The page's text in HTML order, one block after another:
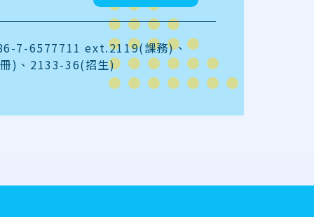
7-6577711 ext.2119(課務)、
)、2133-36(招生)